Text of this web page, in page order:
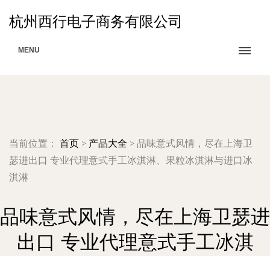
杭州西行电子商务有限公司
MENU
当前位置： 首页 > 产品大全 > 品味意式风情，尽在上海卫
瑟进出口 专业代理意式手工冰淇淋、果粒冰淇淋与进口冰
淇淋
品味意式风情，尽在上海卫瑟进
出口 专业代理意式手工冰淇